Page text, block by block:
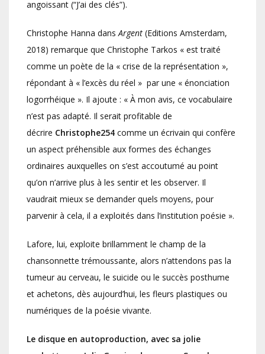
angoissant (“J’ai des clés”).
Christophe Hanna dans Argent (Editions Amsterdam,
2018) remarque que Christophe Tarkos « est traité
comme un poète de la « crise de la représentation »,
répondant à « l’excès du réel » par une « énonciation
logorrhéique ». Il ajoute : « À mon avis, ce vocabulaire
n’est pas adapté. Il serait profitable de
décrire Christophe254 comme un écrivain qui confère
un aspect préhensible aux formes des échanges
ordinaires auxquelles on s’est accoutumé au point
qu’on n’arrive plus à les sentir et les observer. Il
vaudrait mieux se demander quels moyens, pour
parvenir à cela, il a exploités dans l’institution poésie ».
Lafore, lui, exploite brillamment le champ de la
chansonnette trémoussante, alors n’attendons pas la
tumeur au cerveau, le suicide ou le succès posthume
et achetons, dès aujourd’hui, les fleurs plastiques ou
numériques de la poésie vivante.
Le disque en autoproduction, avec sa jolie